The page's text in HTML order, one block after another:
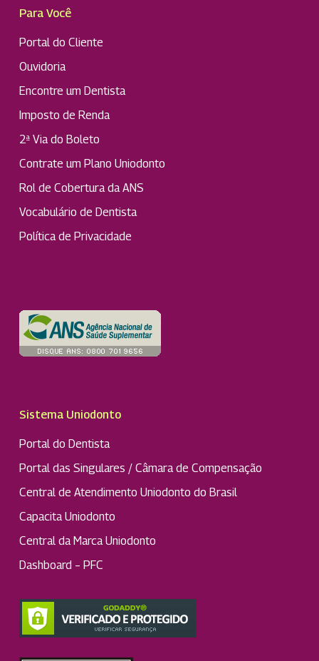
Para Você
Portal do Cliente
Ouvidoria
Encontre um Dentista
Imposto de Renda
2ª Via do Boleto
Contrate um Plano Uniodonto
Rol de Cobertura da ANS
Vocabulário de Dentista
Política de Privacidade
Sistema Uniodonto
Portal do Dentista
Portal das Singulares / Câmara de Compensação
Central de Atendimento Uniodonto do Brasil
Capacita Uniodonto
Central da Marca Uniodonto
Dashboard – PFC